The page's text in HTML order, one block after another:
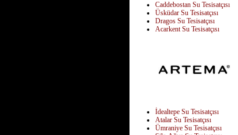
Caddebostan Su Tesisatçısı
Üsküdar Su Tesisatçısı
Dragos Su Tesisatçısı
Acarkent Su Tesisatçısı
İdealtepe Su Tesisatçısı
Atalar Su Tesisatçısı
Ümraniye Su Tesisatçısı